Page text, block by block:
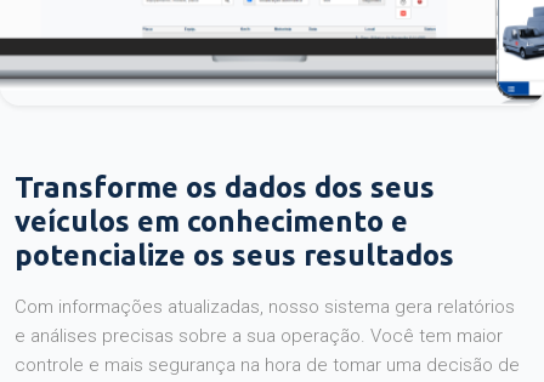
Transforme os dados dos seus
veículos em conhecimento e
potencialize os seus resultados
Com informações atualizadas, nosso sistema gera relatórios
e análises precisas sobre a sua operação. Você tem maior
controle e mais segurança na hora de tomar uma decisão de